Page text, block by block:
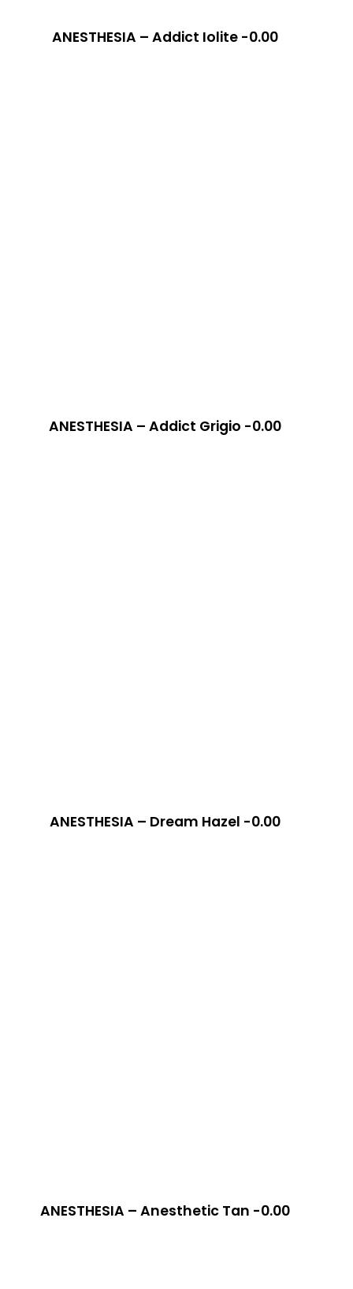
ANESTHESIA – Addict Iolite -0.00
ANESTHESIA – Addict Grigio -0.00
ANESTHESIA – Dream Hazel -0.00
ANESTHESIA – Anesthetic Tan -0.00